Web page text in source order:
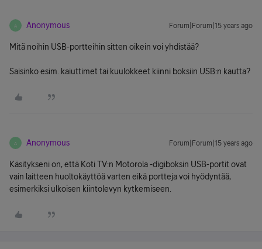
A Anonymous Forum|Forum|15 years ago
Mitä noihin USB-portteihin sitten oikein voi yhdistää?
Saisinko esim. kaiuttimet tai kuulokkeet kiinni boksiin USB:n kautta?
A Anonymous Forum|Forum|15 years ago
Käsitykseni on, että Koti TV:n Motorola -digiboksin USB-portit ovat
vain laitteen huoltokäyttöä varten eikä portteja voi hyödyntää,
esimerkiksi ulkoisen kiintolevyn kytkemiseen.